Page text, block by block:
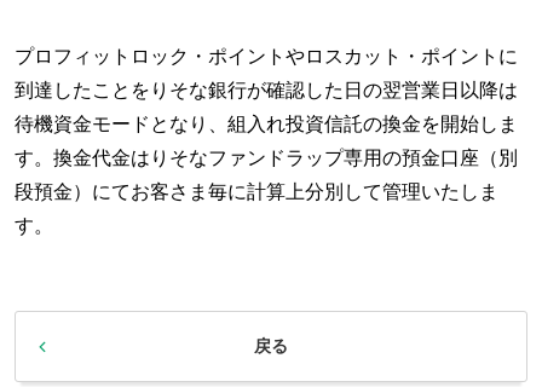
プロフィットロック・ポイントやロスカット・ポイントに
到達したことをりそな銀行が確認した日の翌営業日以降は
待機資金モードとなり、組入れ投資信託の換金を開始しま
す。換金代金はりそなファンドラップ専用の預金口座（別
段預金）にてお客さま毎に計算上分別して管理いたしま
す。
戻る